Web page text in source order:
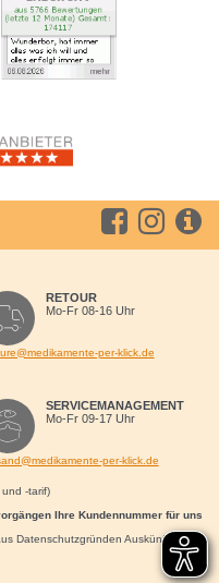
RETOUR
Mo-Fr 08-16 Uhr
per-klick.de
SERVICEMANAGEMENT
Mo-Fr 09-17 Uhr
per-klick.de
-tarif)
Ihre Kundennummer für uns
Datenschutzgründen Auskünfte nur